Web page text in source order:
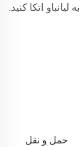
اتکا کنید.
حمل و نقل